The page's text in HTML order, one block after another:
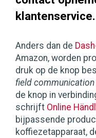
klantenservice.
Anders dan de
Amazon, worden
druk op de knop
field communication
de knop in
schrijft Online
bijpassende
koffiezetapparaat,